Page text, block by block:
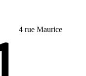
4 rue Maurice